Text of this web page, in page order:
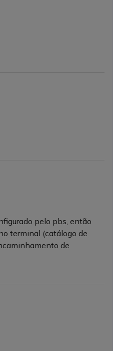
pelo pbs, então
terminal (catálogo de
de